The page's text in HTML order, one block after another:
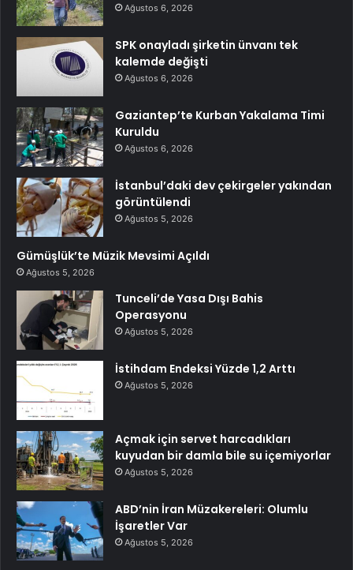
Ağustos 6, 2026
SPK onayladı şirketin ünvanı tek
kalemde değişti
Ağustos 6, 2026
Gaziantep’te Kurban Yakalama Timi
Kuruldu
Ağustos 6, 2026
İstanbul’daki dev çekirgeler yakından
görüntülendi
Ağustos 5, 2026
Gümüşlük’te Müzik Mevsimi Açıldı
Ağustos 5, 2026
Tunceli’de Yasa Dışı Bahis
Operasyonu
Ağustos 5, 2026
İstihdam Endeksi Yüzde 1,2 Arttı
Ağustos 5, 2026
Açmak için servet harcadıkları
kuyudan bir damla bile su içemiyorlar
Ağustos 5, 2026
ABD’nin İran Müzakereleri: Olumlu
İşaretler Var
Ağustos 5, 2026